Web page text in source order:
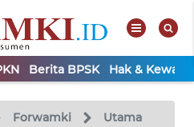
Berita BPSK Hak &
Forwamki Utama